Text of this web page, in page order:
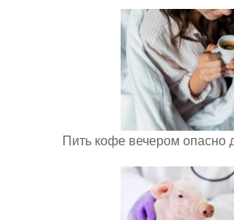
Пить кофе вечером опасно